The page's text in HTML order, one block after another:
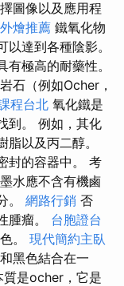
圖像以及應用程
燴推薦 鐵氧化物
達到各種陰影。
極高的耐藥性。
石（例如Ocher，
程台北 氧化鐵是
到。 例如，其化
以及丙二醇。
封的容器中。 考
水應不含有機鹵
。 網路行銷 否
腫瘤。 台胞證台
。 現代簡約主臥
黑色結合在一
質是ocher，它是